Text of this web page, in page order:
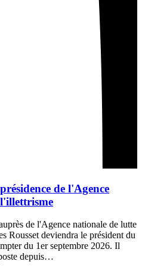
de l'Agence
de l'Agence nationale de lutte
Rousset deviendra le président du
du 1er septembre 2026. Il
depuis…